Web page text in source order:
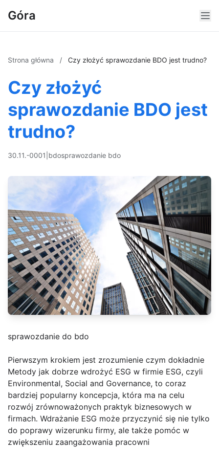
Góra
Strona główna / Czy złożyć sprawozdanie BDO jest trudno?
Czy złożyć
sprawozdanie BDO jest
trudno?
30.11.-0001 bdosprawozdanie bdo
sprawozdanie do bdo
Pierwszym krokiem jest zrozumienie czym dokładnie
Metody jak dobrze wdrożyć ESG w firmie ESG, czyli
Environmental, Social and Governance, to coraz
bardziej popularny koncepcja, która ma na celu
rozwój zrównoważonych praktyk biznesowych w
firmach. Wdrażanie ESG może przyczynić się nie tylko
do poprawy wizerunku firmy, ale także pomóc w
zwiększeniu zaangażowania pracowni